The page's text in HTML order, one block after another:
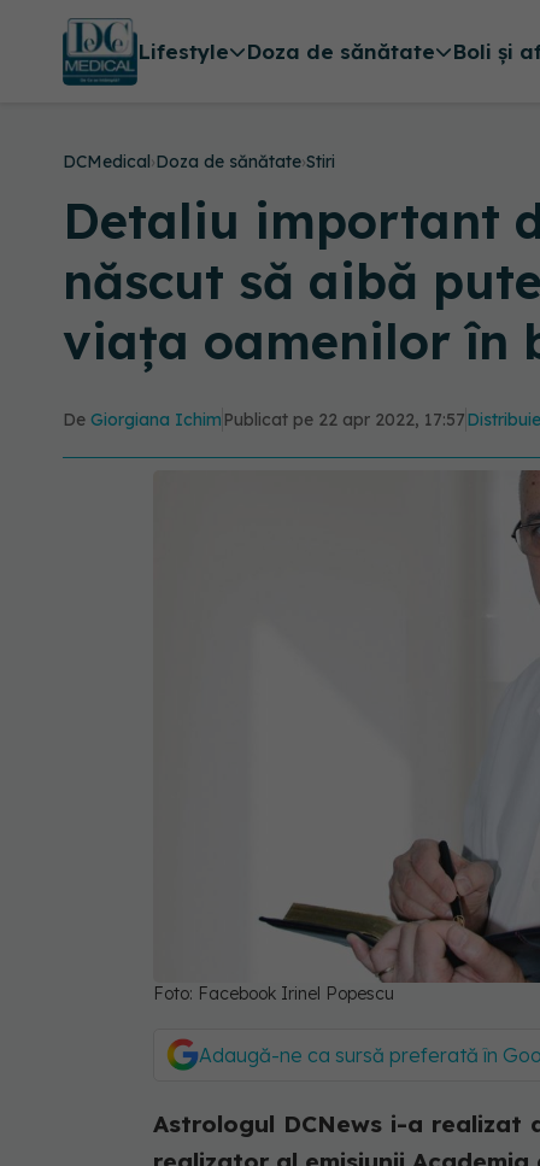
Lifestyle Doza de sănătate Boli și
DCMedical›Doza de sănătate›Stiri
Detaliu important
născut să aibă
viața oamenilor în
De Giorgiana Ichim Publicat pe 22 apr 2022, 17:57
Foto: Facebook Irinel Popescu
Adaugă-ne ca sursă preferată în
Astrologul DCNews i-a realizat